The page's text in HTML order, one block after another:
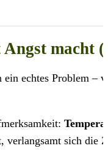
macht
echtes Problem –
verlangsamt sich die